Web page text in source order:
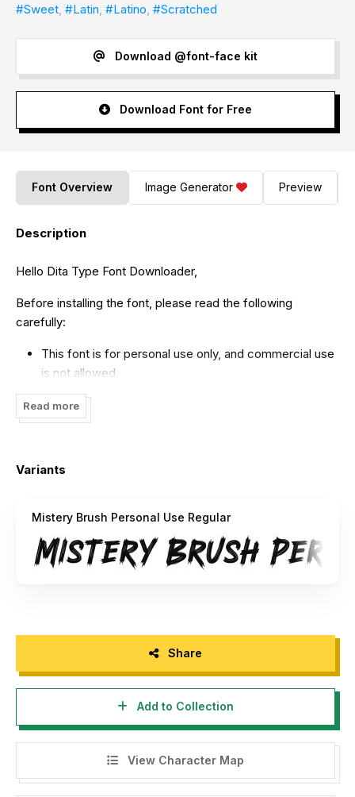
#Sweet, #Latin, #Latino, #Scratched
Download @font-face kit
Download Font for Free
Font Overview Image Generator Preview
Description
Hello Dita Type Font Downloader,
Before installing the font, please read the following
carefully:
This font is for personal use only, and commercial use
is not allowed.
If you intend to use my font for commercial purposes
and make money, please purchase a license from:
Prior to installing the font, make sure to read the
donis4design@gmail.comor visit:https://din-
studio.com/
Refer to the tutorial on how to install the font on both
Any misuse of the license will result in worldwide
For donations, you can contribute via PayPal at:
Thank you for downloading and your support. We
appreciate it!
Keep supporting our work and happy designing!
Read more
Variants
Mistery Brush Personal Use Regular
Share
Add to Collection
View Character Map